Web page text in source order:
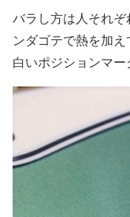
バラし方は人それ
ンダゴテで熱を加
白いポジションマー